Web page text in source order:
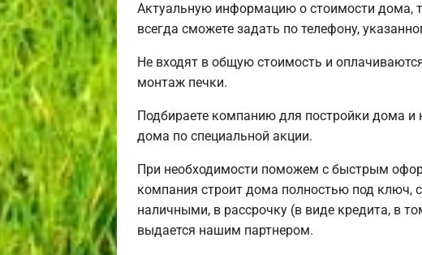
Актуальную информацию о стоимости дома,
всегда сможете задать по телефону,
Не входят в общую стоимость и
монтаж печки.
Подбираете компанию для постройки дома
дома по специальной акции.
При необходимости поможем с быстрым
компания строит дома полностью под ключ,
наличными, в рассрочку (в виде кредита, в
выдается нашим партнером.